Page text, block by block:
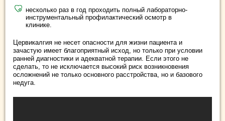
несколько раз в год проходить полный лабораторно-
инструментальный профилактический осмотр в
клинике.
Цервикалгия не несет опасности для жизни пациента и
зачастую имеет благоприятный исход, но только при условии
ранней диагностики и адекватной терапии. Если этого не
сделать, то не исключается высокий риск возникновения
осложнений не только основного расстройства, но и базового
недуга.